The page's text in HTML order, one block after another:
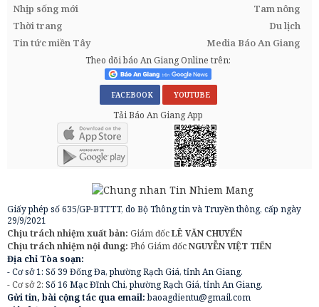
Nhịp sống mới
Tam nông
Thời trang
Du lịch
Tin tức miền Tây
Media Báo An Giang
Theo dõi báo An Giang Online trên:
FACEBOOK YOUTUBE
Tải Báo An Giang App
Giấy phép số 635/GP-BTTTT, do Bộ Thông tin và Truyền thông, cấp ngày
29/9/2021
Chịu trách nhiệm xuất bản: Giám đốcLÊ VĂN CHUYỂN
Chịu trách nhiệm nội dung: Phó Giám đốcNGUYỄN VIỆT TIẾN
Địa chỉ Tòa soạn:
- Cơ sở 1: Số 39 Đống Đa, phường Rạch Giá, tỉnh An Giang.
- Cơ sở 2: Số 16 Mạc Đĩnh Chi, phường Rạch Giá, tỉnh An Giang.
Gửi tin, bài cộng tác qua email:baoagdientu@gmail.com